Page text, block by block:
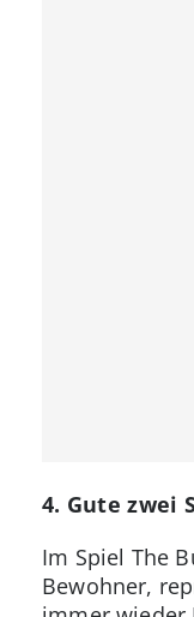
4. Gute zwei
Im Spiel The
Bewohner,